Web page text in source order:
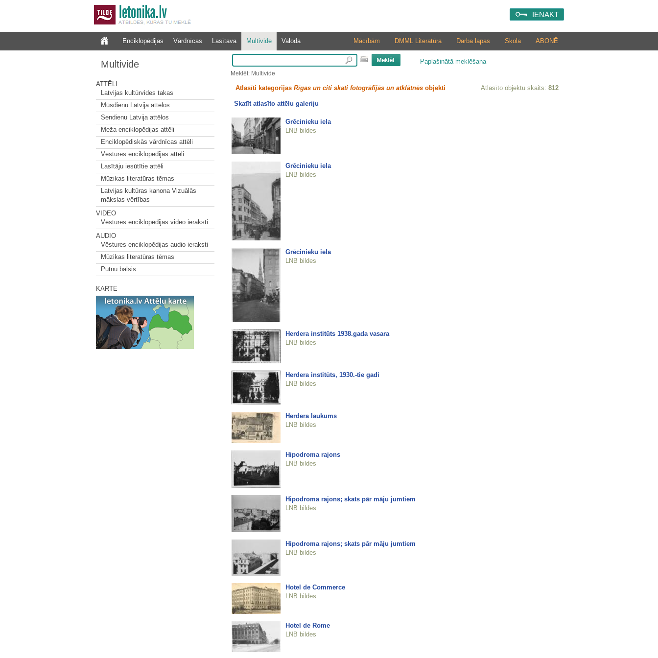
IENĀKT
Enciklopēdijas Vārdnīcas Lasītava Multivide Valoda ABONĒ
Skola
Darba lapas
DMML Literatūra
Mācībām
Multivide
ATTĒLI
Latvijas kultūrvides takas
Mūsdienu Latvija attēlos
Sendienu Latvija attēlos
Meža enciklopēdijas attēli
Enciklopēdiskās vārdnīcas attēli
Vēstures enciklopēdijas attēli
Lasītāju iesūtītie attēli
Mūzikas literatūras tēmas
Latvijas kultūras kanona Vizuālās
mākslas vērtības
VIDEO
Vēstures enciklopēdijas video ieraksti
AUDIO
Vēstures enciklopēdijas audio ieraksti
Mūzikas literatūras tēmas
Putnu balsis
KARTE
Paplašinātā meklēšana
Meklēt: Multivide
Atlasīti kategorijas Rīgas un citi skati fotogrāfijās un atklātnēsobjekti Atlasīto objektu skaits: 812
Skatīt atlasīto attēlu galeriju
Grēcinieku iela
LNB bildes
Grēcinieku iela
LNB bildes
Grēcinieku iela
LNB bildes
Herdera institūts 1938.gada vasara
LNB bildes
Herdera institūts, 1930.-tie gadi
LNB bildes
Herdera laukums
LNB bildes
Hipodroma rajons
LNB bildes
Hipodroma rajons; skats pār māju jumtiem
LNB bildes
Hipodroma rajons; skats pār māju jumtiem
LNB bildes
Hotel de Commerce
LNB bildes
Hotel de Rome
LNB bildes